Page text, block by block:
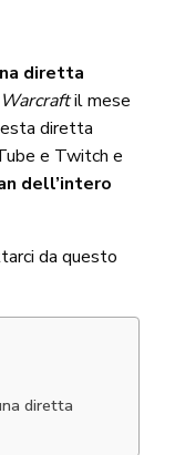
diretta
Warcraftil mese
diretta
e Twitch e
dell’intero
da questo
diretta